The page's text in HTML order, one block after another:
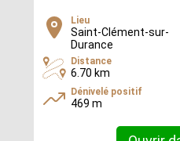
Lieu
Saint-Clément-sur-
Durance
Distance
6.70 km
Dénivelé positif
469 m